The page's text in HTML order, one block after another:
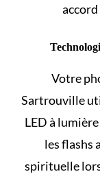
Votre
Sartrouville
LED à
les flashs
spirituelle